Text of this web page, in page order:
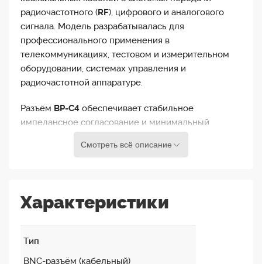
радиочастотного (RF), цифрового и аналогового
сигнала. Модель разрабатывалась для
профессионального применения в
телекоммуникациях, тестовом и измерительном
оборудовании, системах управления и
радиочастотной аппаратуре.
Разъём BP-C4 обеспечивает стабильное
импедансное согласование и минимальный
прочных и коррозионно-устойчивых материалов, а
омныхкабелей.
Смотреть всё описание
Характеристики
Тип
BNC-разъём (кабельный)